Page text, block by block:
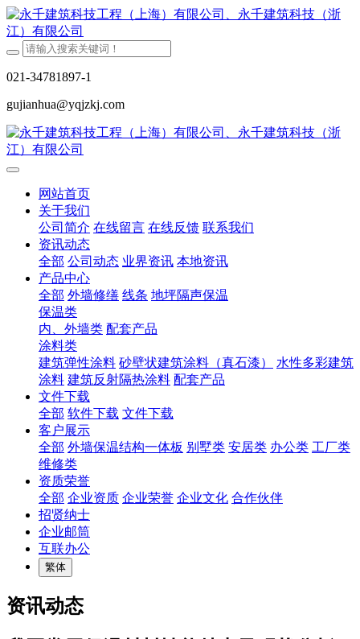
021-34781897-1
gujianhua@yqjzkj.com
网站首页
关于我们
公司简介 在线留言 在线反馈 联系我们
资讯动态
全部 公司动态 业界资讯 本地资讯
产品中心
全部 外墙修缮 线条 地坪隔声保温
保温类
内、外墙类 配套产品
涂料类
建筑弹性涂料 砂壁状建筑涂料（真石漆）
水性多彩建筑
涂料 建筑反射隔热涂料 配套产品
文件下载
全部 软件下载 文件下载
客户展示
全部 外墙保温结构一体板 别墅类 安居类 办公类 工厂类
维修类
资质荣誉
全部 企业资质 企业荣誉 企业文化 合作伙伴
招贤纳士
企业邮筒
互联办公
繁体
资讯动态